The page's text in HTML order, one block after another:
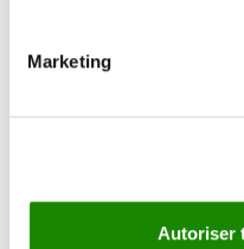
Marketing
Autoriser